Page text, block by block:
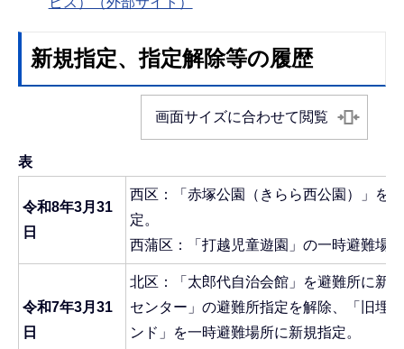
新規指定、指定解除等の履歴
画面サイズに合わせて閲覧
表
令和8年3月31
日
西区：「赤塚公園（きらら西公園）」を
定。
西蒲区：「打越児童遊園」の一時避難場
令和7年3月31
日
北区：「太郎代自治会館」を避難所に新
センター」の避難所指定を解除、「旧埋
ンド」を一時避難場所に新規指定。